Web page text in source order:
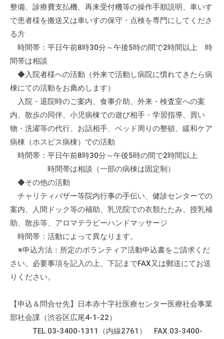
整備、診療費支払機、再来受付機等の操作手順説明、車いす
で患者様を搬送又は車いすの保守・点検を専門にしてくださ
る方
時間帯：平日午前8時30分～午後5時の間で2時間以上 時
間帯は相談
◆入院者様への活動（外来で活動し病院に慣れてきたら病
棟にての活動をお薦めします）
入院・退院時のご案内、食事介助、外来・検査室への案
内、散歩の同伴、小児病棟での遊び相手・学習指導、買い
物・洗濯等の代行、お話相手、ベッド周りの整頓、緩和ケア
病棟（ホスピス病棟）での活動
時間帯：平日午前8時30分～午後5時の間で2時間以上
時間帯は相談（一部の病棟は固定制）
◆その他の活動
チャリティバザー等院内行事の手伝い、健診センターでの
案内、人間ドック等の補助、乳児院での衣類たたみ、授乳補
助、散歩等、アロマテラピーハンドマッサージ
時間帯：活動によって異なります。
※申込方法：所定のボランティア活動申込書をご請求くだ
さい。必要事項を記入の上、下記までFAX又は郵送にてお送
りください。
【申込＆問合せ先】日本赤十字社医療センター医療社会事業
部社会課（渋谷区広尾4-1-22）
TEL.03-3400-1311（内線2761） FAX.03-3400-